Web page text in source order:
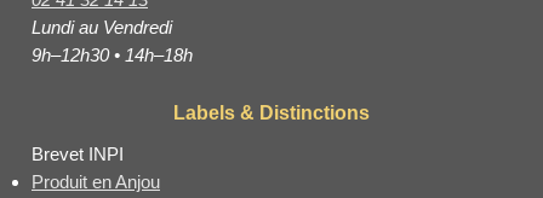
Lundi au Vendredi
9h–12h30 • 14h–18h
Labels & Distinctions
Brevet INPI
Produit en Anjou